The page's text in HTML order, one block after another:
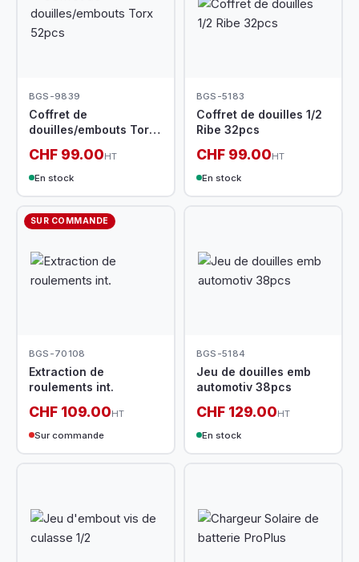
BGS-9839
Coffret de
douilles/embouts Torx
CHF 99.00HT
En stock
BGS-5183
Coffret de douilles 1/2
Ribe 32pcs
CHF 99.00HT
En stock
SUR COMMANDE
BGS-70108
Extraction de
roulements int.
CHF 109.00HT
Sur commande
BGS-5184
Jeu de douilles emb
automotiv 38pcs
CHF 129.00HT
En stock